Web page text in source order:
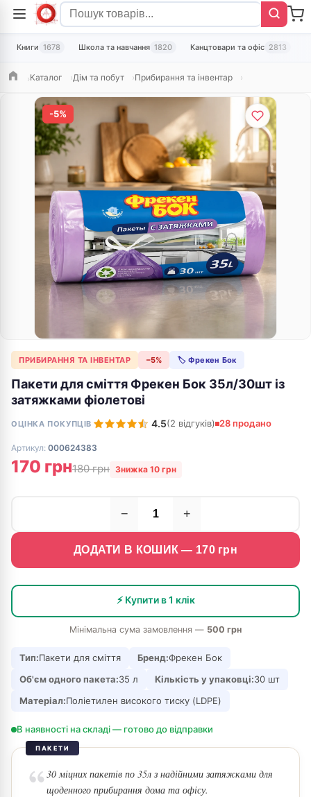
Книги 1678 Школа та навчання 1820 Канцтовари та офіс 2813
ГоловнаКаталог Дім та побут Прибирання та інвентар
-5%
ПРИБИРАННЯ ТА ІНВЕНТАР −5% 🏷 Фрекен Бок
Пакети для сміття Фрекен Бок 35л/30шт із
затяжками фіолетові
ОЦІНКА ПОКУПЦІВ 4.5(2 відгуків) 28 продано
Артикул: 000624383
170 грн180 грн Знижка 10 грн
− +
ДОДАТИ В КОШИК — 170грн
⚡ Купити в 1 клік
Мінімальна сума замовлення — 500 грн
Тип:Пакети для сміття Бренд:Фрекен Бок
Об'єм одного пакета:35 л Кількість у упаковці:30 шт
Матеріал:Поліетилен високого тиску (LDPE)
В наявності на складі — готово до відправки
ПАКЕТИ
30 міцних пакетів по 35л з надійними затяжками для
щоденного прибирання дома та офісу.